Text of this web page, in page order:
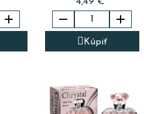
  
Kúpiť